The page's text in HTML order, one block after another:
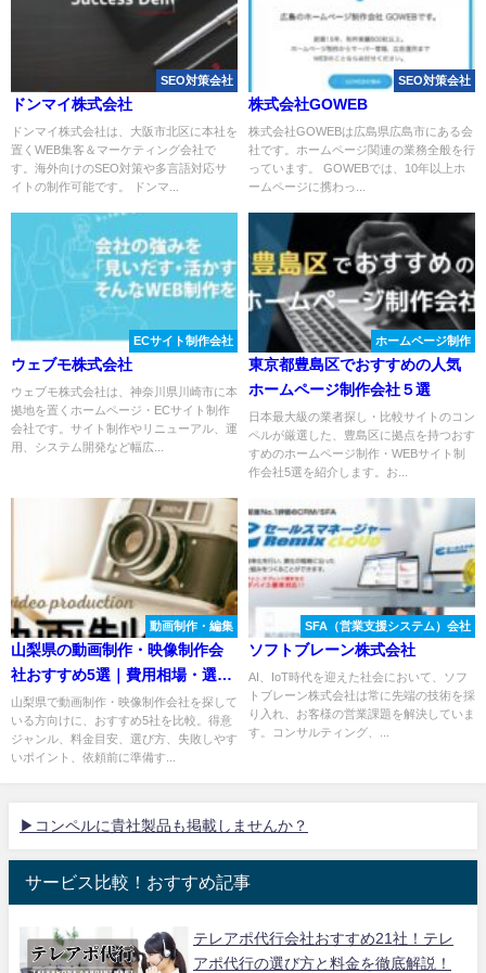
SEO対策会社
ドンマイ株式会社
ドンマイ株式会社は、大阪市北区に本社を
置くWEB集客＆マーケティング会社で
す。海外向けのSEO対策や多言語対応サ
イトの制作可能です。 ドンマ...
SEO対策会社
株式会社GOWEB
株式会社GOWEBは広島県広島市にある会
社です。ホームページ関連の業務全般を行
っています。 GOWEBでは、10年以上ホ
ームページに携わっ...
ECサイト制作会社
ウェブモ株式会社
ウェブモ株式会社は、神奈川県川崎市に本
拠地を置くホームページ・ECサイト制作
会社です。サイト制作やリニューアル、運
用、システム開発など幅広...
ホームページ制作
東京都豊島区でおすすめの人気
ホームページ制作会社５選
日本最大級の業者探し・比較サイトのコン
ペルが厳選した、豊島区に拠点を持つおす
すめのホームページ制作・WEBサイト制
作会社5選を紹介します。お...
動画制作・編集
山梨県の動画制作・映像制作会
社おすすめ5選｜費用相場・選び
方も解説
山梨県で動画制作・映像制作会社を探して
いる方向けに、おすすめ5社を比較。得意
ジャンル、料金目安、選び方、失敗しやす
いポイント、依頼前に準備す...
SFA（営業支援システム）会社
ソフトブレーン株式会社
AI、IoT時代を迎えた社会において、ソフ
トブレーン株式会社は常に先端の技術を採
り入れ、お客様の営業課題を解決していま
す。コンサルティング、...
▶コンペルに貴社製品も掲載しませんか？
サービス比較！おすすめ記事
テレアポ代行会社おすすめ21社！テレ
アポ代行の選び方と料金を徹底解説！